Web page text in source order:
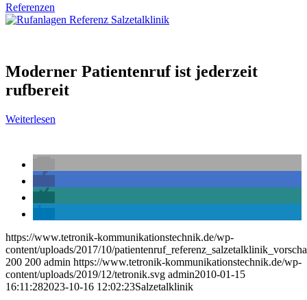
Referenzen
Moderner Patientenruf ist jederzeit
rufbereit
Weiterlesen
https://www.tetronik-kommunikationstechnik.de/wp-
content/uploads/2017/10/
200 200 admin https://www.tetronik-kommunikationstechnik.de/wp-
content/uploads/2019/12/tetronik.svg admin2010-01-15
16:11:282023-10-16 12:02:23Salzetalklinik